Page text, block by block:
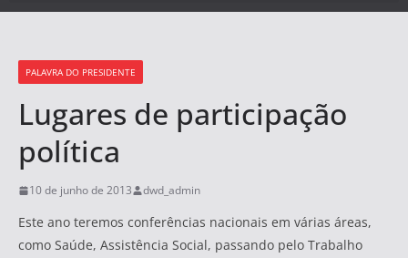
PALAVRA DO PRESIDENTE
Lugares de participação
política
10 de junho de 2013 dwd_admin
Este ano teremos conferências nacionais em várias áreas,
como Saúde, Assistência Social, passando pelo Trabalho